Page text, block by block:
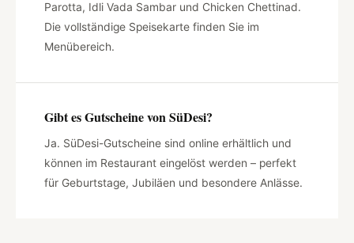
Parotta, Idli Vada Sambar und Chicken Chettinad.
Die vollständige Speisekarte finden Sie im
Menübereich.
Gibt es Gutscheine von SüDesi?
Ja. SüDesi-Gutscheine sind online erhältlich und
können im Restaurant eingelöst werden – perfekt
für Geburtstage, Jubiläen und besondere Anlässe.